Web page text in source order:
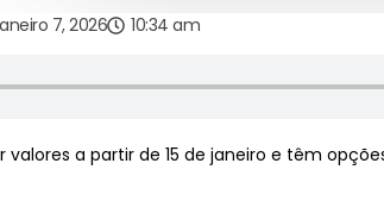
7, 2026 10:34 am
a partir de 15 de janeiro e têm